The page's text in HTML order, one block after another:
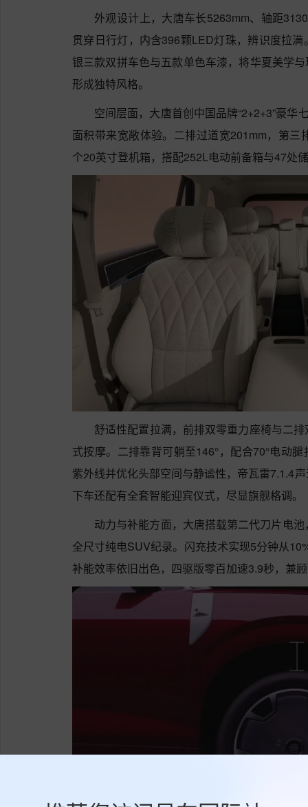
外观设计上，大唐车长5263mm、轴距
贯穿日行灯，内含396颗LED灯珠，辨识度拉
银三款双拼车色与五款单色车漆，将华夏美学
形成独特风格。
空间层面，大唐首创中国品牌“2+2+3”豪
面积带来宽敞体验。二排过道宽201mm，第
个20英寸登机箱，搭配252L电动前备箱与47处
舒适性配置拉满，前排双零重力座椅与二
式按摩。二排靠背可躺至146°，配合70°电动
紫外线并优化头部空间与静谧性，帝瓦雷7.1.4
下车还配有全套智能迎宾仪式，尽显旗舰格调。
动力与补能方面，大唐搭载第二代刀片电
全尺寸纯电SUV纪录。闪充技术实现5分钟从
补能效率依旧出色，四驱版零百加速3.9秒，兼